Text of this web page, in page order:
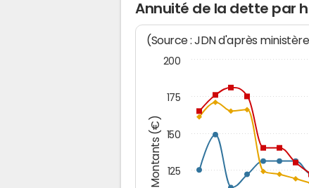
Annuité de la dette par
Montants (€)
(Source : JDN d'après
125
150
175
200